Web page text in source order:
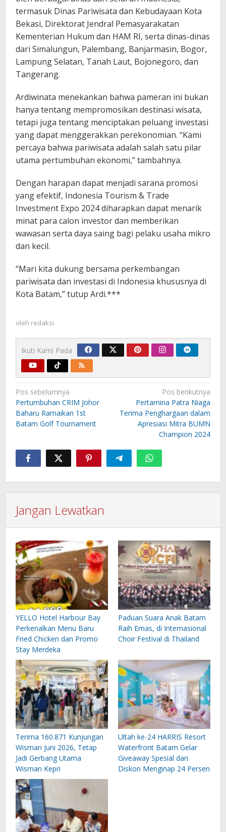
termasuk Dinas Pariwisata dan Kebudayaan Kota
Bekasi, Direktorat Jendral Pemasyarakatan
Kementerian Hukum dan HAM RI, serta dinas-dinas
dari Simalungun, Palembang, Banjarmasin, Bogor,
Lampung Selatan, Tanah Laut, Bojonegoro, dan
Tangerang.
Ardiwinata menekankan bahwa pameran ini bukan
hanya tentang mempromosikan destinasi wisata,
tetapi juga tentang menciptakan peluang investasi
yang dapat menggerakkan perekonomian. “Kami
percaya bahwa pariwisata adalah salah satu pilar
utama pertumbuhan ekonomi,” tambahnya.
Dengan harapan dapat menjadi sarana promosi
yang efektif, Indonesia Tourism & Trade
Investment Expo 2024 diharapkan dapat menarik
minat para calon investor dan memberikan
wawasan serta daya saing bagi pelaku usaha mikro
dan kecil.
“Mari kita dukung bersama perkembangan
pariwisata dan investasi di Indonesia khususnya di
Kota Batam,” tutup Ardi.***
oleh redaksi
Ikuti Kami Pada
Navigasi
pos
Pos sebelumnya
Pertumbuhan CRIM Johor
Baharu Ramaikan 1st
Batam Golf Tournament
Pos berikutnya
Pertamina Patra Niaga
Terima Penghargaan dalam
Apresiasi Mitra BUMN
Champion 2024
Jangan Lewatkan
YELLO Hotel Harbour Bay
Perkenalkan Menu Baru
Fried Chicken dan Promo
Stay Merdeka
Paduan Suara Anak Batam
Raih Emas, di Internasional
Choir Festival di Thailand
Terima 160.871 Kunjungan
Wisman Juni 2026, Tetap
Jadi Gerbang Utama
Wisman Kepri
Ultah ke-24 HARRIS Resort
Waterfront Batam Gelar
Giveaway Spesial dan
Diskon Menginap 24 Persen